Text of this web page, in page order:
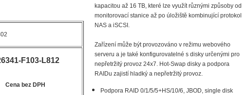
F103-L812
Cena bez DPH
kapacitou až 16 TB, které lze využít různými způsoby od
monitorovací stanice až po úložiště kombinující protokol
NAS a iSCSI.
Zařízení může být provozováno v režimu webového
serveru a je také konfigurovatelné s disky určenými pro
nepřetržitý provoz 24x7. Hot-Swap disky a podpora
RAIDu zajistí hladký a nepřetržitý provoz.
Podpora RAID 0/1/5/5+HS/10/6, JBOD, single disk